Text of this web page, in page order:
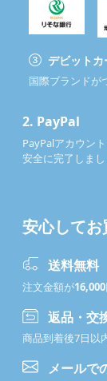
デビットカ
国際ブランドが
2. PayPal
PayPalアカウン
安全に完了しまし
安心して
送料無料
注文金額が16,000
返品・交
商品到着後7日以
メールで